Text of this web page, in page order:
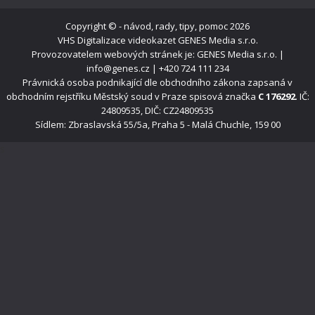
Copyright © - návod, rady, tipy, pomoc2026
VHS Digitalizace videokazetGENES Media s.r.o.
Provozovatelem webových stránek je: GENES Media s.r.o. |
info@genes.cz | +420 724 111 234
Právnická osoba podnikající dle obchodního zákona zapsaná v
obchodním rejstříku Městský soud v Praze spisová značka C 176292. IČ:
24809535, DIČ: CZ24809535
Sídlem: Zbraslavská 55/5a, Praha 5 - Malá Chuchle, 159 00